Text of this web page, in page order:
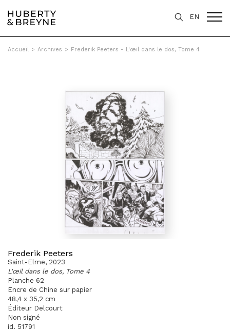
EN
Accueil > Archives > Frederik Peeters - L'œil dans le dos, Tome 4
Frederik Peeters
Saint-Elme, 2023
L'œil dans le dos, Tome 4
Planche 62
Encre de Chine sur papier
48,4 x 35,2 cm
Éditeur Delcourt
Non signé
id. 51791